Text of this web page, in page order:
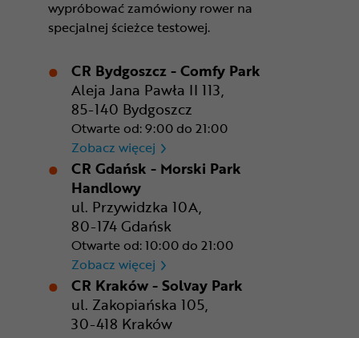
wypróbować zamówiony rower na
specjalnej ścieżce testowej.
CR Bydgoszcz - Comfy Park
Aleja Jana Pawła II 113,
85-140 Bydgoszcz
Otwarte od: 9:00 do 21:00
Zobacz więcej CR Bydgoszcz - Comfy Park
CR Gdańsk - Morski Park
Handlowy
ul. Przywidzka 10A,
80-174 Gdańsk
Otwarte od: 10:00 do 21:00
Zobacz więcej CR Gdańsk - Morski Park
CR Kraków - Solvay Park
ul. Zakopiańska 105,
30-418 Kraków